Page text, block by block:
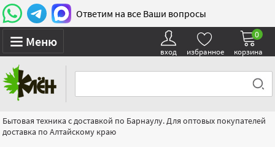
Ответим на все Ваши вопросы
Меню
вход избранное корзина
0
Бытовая техника с доставкой по Барнаулу. Для оптовых покупателей
доставка по Алтайскому краю